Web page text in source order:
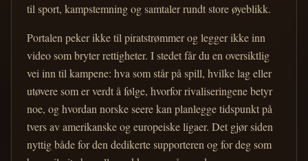
til sport, kampstemning og samtaler rundt store øyeblikk.
Portalen peker ikke til piratstrømmer og legger ikke inn
video som bryter rettigheter. I stedet får du en oversiktlig
vei inn til kampene: hva som står på spill, hvilke lag eller
utøvere som er verdt å følge, hvorfor rivaliseringene betyr
noe, og hvordan norske seere kan planlegge tidspunkt på
tvers av amerikanske og europeiske ligaer. Det gjør siden
nyttig både for den dedikerte supporteren og for deg som